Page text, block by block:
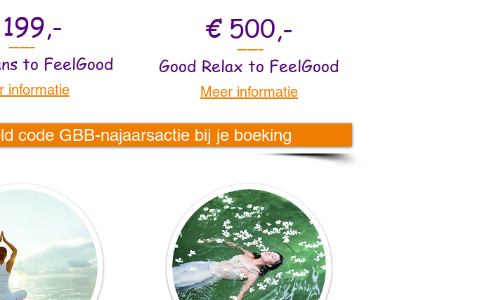
-----
to FeelGood
informatie
€ 500,-
-----
Good Relax to FeelGood
Meer informatie
code GBB-najaarsactie bij je boeking